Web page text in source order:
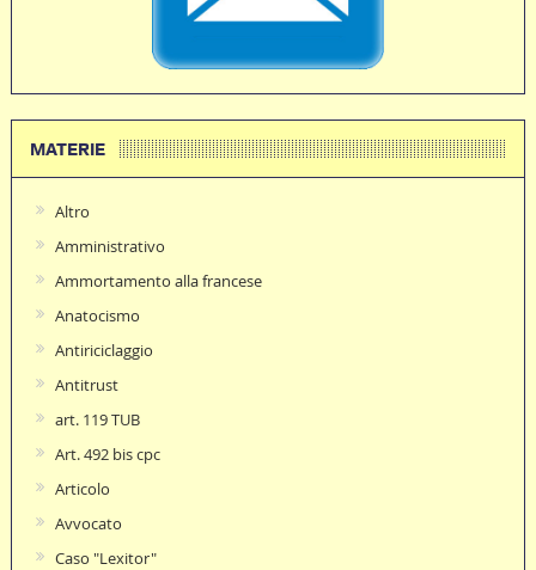
MATERIE
Altro
Amministrativo
Ammortamento alla francese
Anatocismo
Antiriciclaggio
Antitrust
art. 119 TUB
Art. 492 bis cpc
Articolo
Avvocato
Caso "Lexitor"